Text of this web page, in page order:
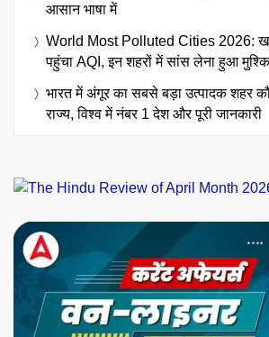
आसान भाषा में
World Most Polluted Cities 2026:
पहुंचा AQI, इन शहरों में सांस लेना हुआ
भारत में अंगूर का सबसे बड़ा उत्पादक शहर
राज्य, विश्व में नंबर 1 देश और पूरी जानकारी